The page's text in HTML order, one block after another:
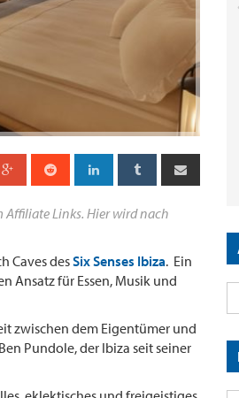
Affiliate Links. Hier wird nach
Caves desSix Senses Ibiza. Ein
Ansatz für Essen, Musik und
zwischen dem Eigentümer und
Pundole, der Ibiza seit seiner